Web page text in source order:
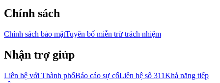
Chính sách
Chính sách bảo mậtTuyên bố miễn trừ trách nhiệm
Nhận trợ giúp
Liên hệ với Thành phốBáo cáo sự cốLiên hệ số 311Khả năng tiếp